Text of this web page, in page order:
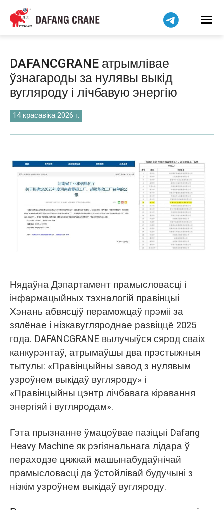
DAFANCGRANE атрымлівае
ўзнагароды за нулявы выкід
вугляроду і лічбавую энергію
14 красавіка 2026 г.
Нядаўна Дэпартамент прамысловасці і
інфармацыйных тэхналогій правінцыі
Хэнань абвясціў пераможцаў прэміі за
зялёнае і нізкавугляроднае развіццё 2025
года. DAFANCGRANE вылучыўся сярод сваіх
канкурэнтаў, атрымаўшы два прэстыжныя
тытулы: «Правінцыйны завод з нулявым
узроўнем выкідаў вугляроду» і
«Правінцыйны цэнтр лічбавага кіравання
энергіяй і вугляродам».
Гэта прызнанне ўмацоўвае пазіцыі Dafang
Heavy Machine як рэгіянальнага лідара ў
пераходзе цяжкай машынабудаўнічай
прамысловасці да ўстойлівай будучыні з
нізкім узроўнем выкідаў вугляроду.
हिन्दी
Bahasa Indonesia
简体中文
বাংলা
فارسی
Pilipino
اردو
Čeština
Norsk
O‘zbekcha